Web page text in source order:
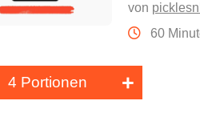
von
60
4 Portionen +